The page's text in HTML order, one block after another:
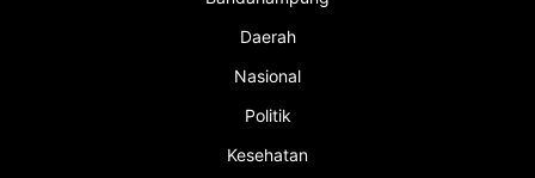
Daerah
Nasional
Politik
Kesehatan